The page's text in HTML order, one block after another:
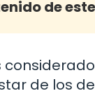
de
de los